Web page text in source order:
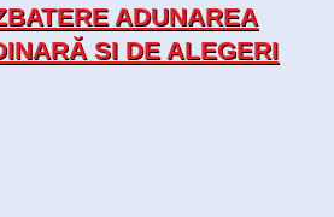
ADUNAREA
SI DE ALEGERI